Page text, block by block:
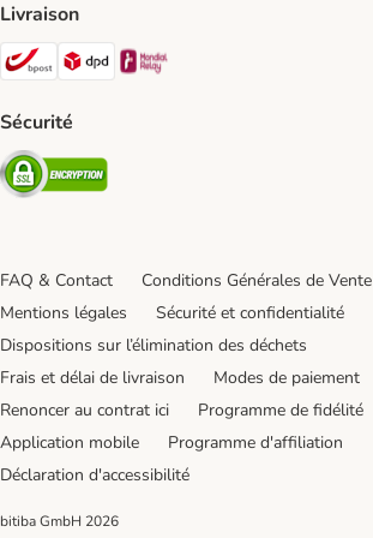
Livraison
Bpost Shipping Method
DPD Shipping Method
Sécurité
Security
FAQ & Contact
Conditions Générales de Vente
Mentions légales
Sécurité et confidentialité
Dispositions sur l’élimination des déchets
Frais et délai de livraison
Modes de paiement
Renoncer au contrat ici
Programme de fidélité
Application mobile
Programme d'affiliation
Déclaration d'accessibilité
bitiba GmbH 2026